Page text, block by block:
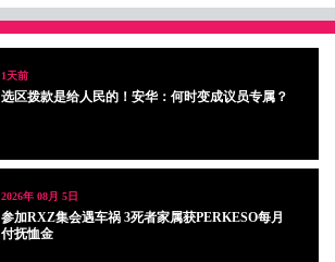
1天前
选区拨款是给人民的！安华：何时变成议员专属？
2026年 08月 5日
参加RXZ集会遇车祸 3死者家属获PERKESO每月
付抚恤金